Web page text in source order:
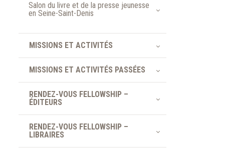
Salon du livre et de la presse jeunesse
en Seine-Saint-Denis
MISSIONS ET ACTIVITÉS
MISSIONS ET ACTIVITÉS PASSÉES
RENDEZ-VOUS FELLOWSHIP –
ÉDITEURS
RENDEZ-VOUS FELLOWSHIP –
LIBRAIRES